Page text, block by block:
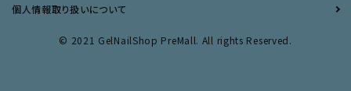
個人情報取り扱いについて
© 2021 GelNailShop PreMall. All rights Reserved.